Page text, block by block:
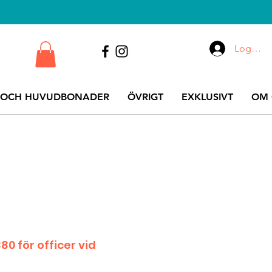
HUVUDBONADER ÖVRIGT EXKLUSIVT OM
Logga
för officer vid